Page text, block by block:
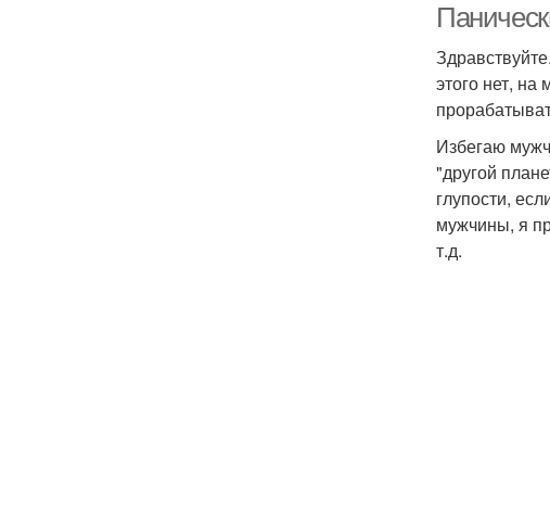
этого нет, на
Избегаю
"другой
глупости,
мужчины, я
т.д.